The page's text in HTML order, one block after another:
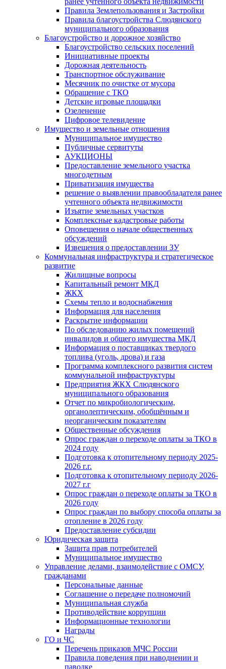
Правила Землепользования и Застройки
Правила благоустройства Слюдянского
муниципального образования
Благоустройство и дорожное хозяйство
Благоустройство сельских поселений
Инициативные проекты
Дорожная деятельность
Транспортное обслуживание
Месячник по очистке от мусора
Обращение с ТКО
Детские игровые площадки
Озеленение
Цифровое телевидение
Имущество и земельные отношения
Муниципальное имущество
Публичные сервитуты
АУКЦИОНЫ
Предоставление земельного участка
многодетным
Приватизация имущества
решение о выявлении правообладателя ранее
учтенного объекта недвижимости
Изъятие земельных участков
Комплексные кадастровые работы
Оповещения о начале общественных
обсуждений
Извещения о предоставлении ЗУ
Коммунальная инфраструктура и стратегическое
развитие
Жилищные вопросы
Капитальный ремонт МКД
ЖКХ
Схемы тепло и водоснабжения
Информация для населения
Раскрытие информации
По обследованию жилых помещений
инвалидов и общего имущества МКД
Информация о поставщиках твердого
топлива (уголь, дрова) и газа
Программа комплексного развития систем
коммунальной инфраструктуры
Предприятия ЖКХ Слюдянского
муниципального образования
Отчет по микробиологическим,
органолептическим, обобщённым и
неорганическим показателям
Общественные обсуждения
Опрос граждан о переходе оплаты за ТКО в
2024 году
Подготовка к отопительному периоду 2025-
2026 г.г.
Подготовка к отопительному периоду 2026-
2027 г.г
Опрос граждан о переходе оплаты за ТКО в
2026 году
Опрос граждан по выбору способа оплаты за
отопление в 2026 году
Предоставление субсидии
Юридическая защита
Защита прав потребителей
Муниципальное имущество
Управление делами, взаимодействие с ОМСУ,
гражданами
Персональные данные
Соглашение о передаче полномочий
Муниципальная служба
Противодействие коррупции
Информационные технологии
Награды
ГО и ЧС
Перечень приказов МЧС России
Правила поведения при наводнении и
паводке